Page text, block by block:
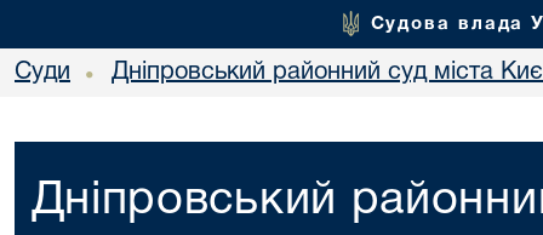
Судова влада
Суди • Дніпровський районний суд міста
Дніпровський